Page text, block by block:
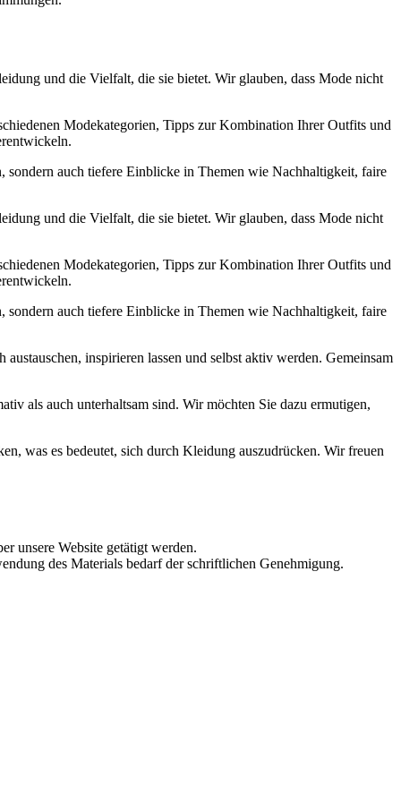
und die Vielfalt, die sie bietet. Wir glauben, dass Mode nicht
Modekategorien, Tipps zur Kombination Ihrer Outfits und
sondern auch tiefere Einblicke in Themen wie Nachhaltigkeit, faire
und die Vielfalt, die sie bietet. Wir glauben, dass Mode nicht
Modekategorien, Tipps zur Kombination Ihrer Outfits und
sondern auch tiefere Einblicke in Themen wie Nachhaltigkeit, faire
inspirieren lassen und selbst aktiv werden. Gemeinsam
als auch unterhaltsam sind. Wir möchten Sie dazu ermutigen,
was es bedeutet, sich durch Kleidung auszudrücken. Wir freuen
unsere Website getätigt werden.
des Materials bedarf der schriftlichen Genehmigung.